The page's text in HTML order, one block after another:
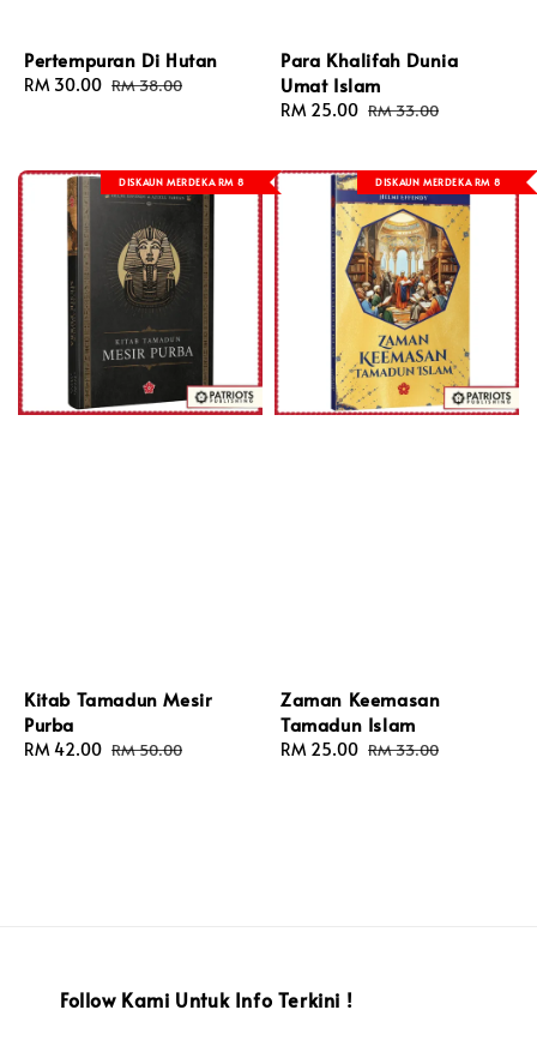
Pertempuran Di Hutan
Sale
RM 30.00 Regular
RM 38.00
Para Khalifah Dunia
Umat Islam
Sale
RM 25.00 Regular
RM 33.00
DISKAUN MERDEKA RM 8
Kitab Tamadun Mesir
Purba
Sale
RM 42.00 Regular
RM 50.00
DISKAUN MERDEKA RM 8
Zaman Keemasan
Tamadun Islam
Sale
RM 25.00 Regular
RM 33.00
Follow Kami Untuk Info Terkini !